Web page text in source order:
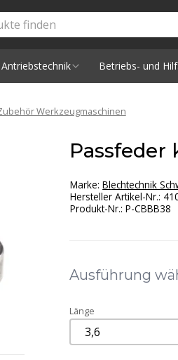
Antriebstechnik Betriebs- und
Werkzeugmaschinen
Marke:Blechtechnik
Hersteller Artikel-Nr.:
Produkt-Nr.:P-CBBB38
Ausführung
Länge